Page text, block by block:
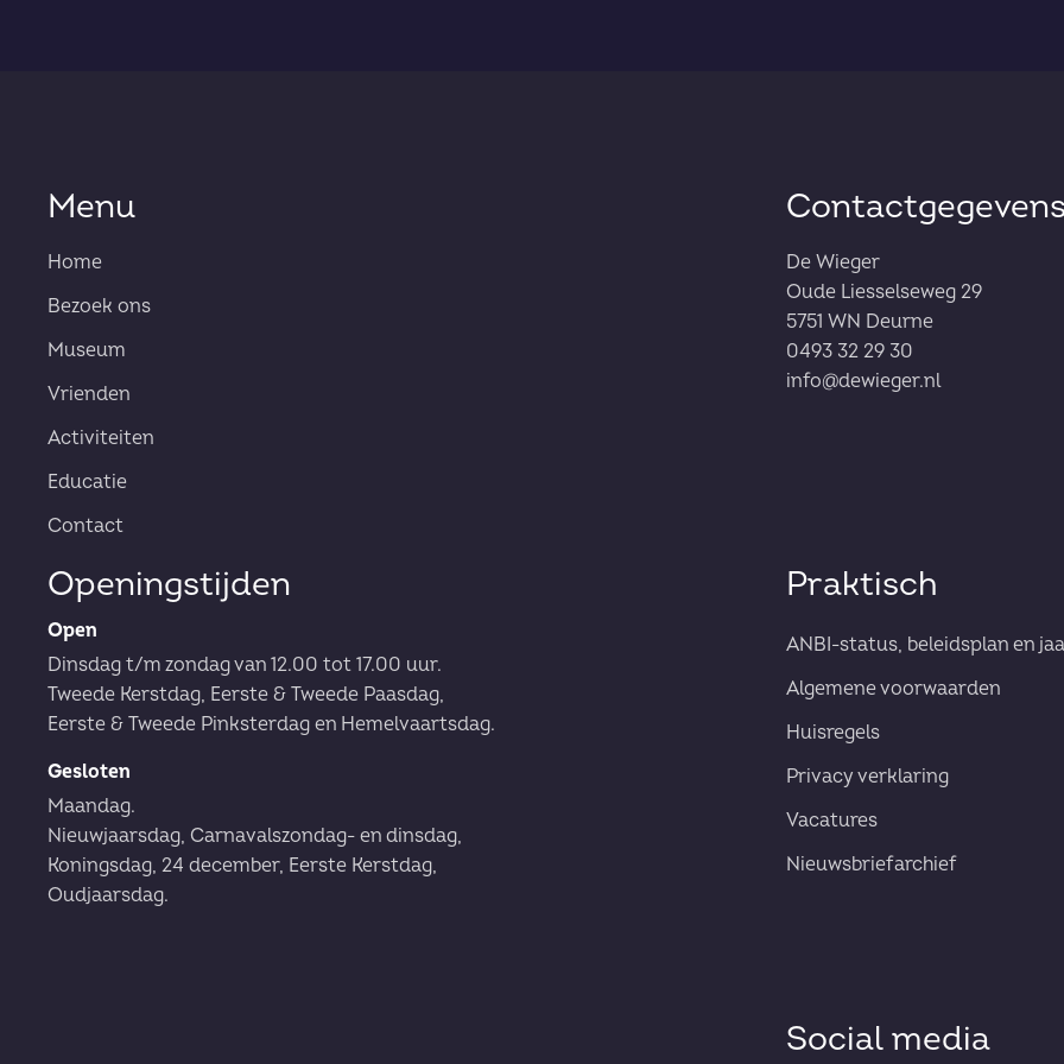
Menu
Home
Bezoek ons
Museum
Vrienden
Activiteiten
Educatie
Contact
De Wieger
Oude Liesselseweg 29
5751 WN Deurne
0493 32 29 30
info@dewieger.nl
Openingstijden
Open
Dinsdag t/m zondag van 12.00 tot 17.00 uur.
Tweede Kerstdag, Eerste & Tweede Paasdag,
Eerste & Tweede Pinksterdag en Hemelvaartsdag.
Gesloten
Maandag.
Nieuwjaarsdag, Carnavalszondag- en dinsdag,
Koningsdag, 24 december, Eerste Kerstdag,
Oudjaarsdag.
Praktisch
ANBI-status, beleidsplan en
Algemene voorwaarden
Huisregels
Privacy verklaring
Vacatures
Nieuwsbriefarchief
Social media